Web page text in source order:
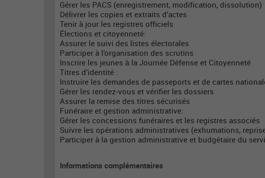
Gérer les PACS (enregistrement, modification, dissolution)
Délivrer les copies et extraits d’actes
Tenir à jour les registres officiels
Élections et citoyenneté:
Assurer le suivi des listes électorales
Participer à l’organisation des scrutins
Inscrire les jeunes à la Journée Défense et Citoyenneté
Titres d’identité :
Instruire les demandes de passeports et de cartes
Gérer les rendez-vous et vérifier les dossiers
Assurer la remise des titres sécurisés
Funéraire et gestion administrative:
Gérer les concessions funéraires et les registres associés
Suivre les opérations administratives (exhumations,
Participer à la gestion administrative et budgétaire du
Informations complémentaires